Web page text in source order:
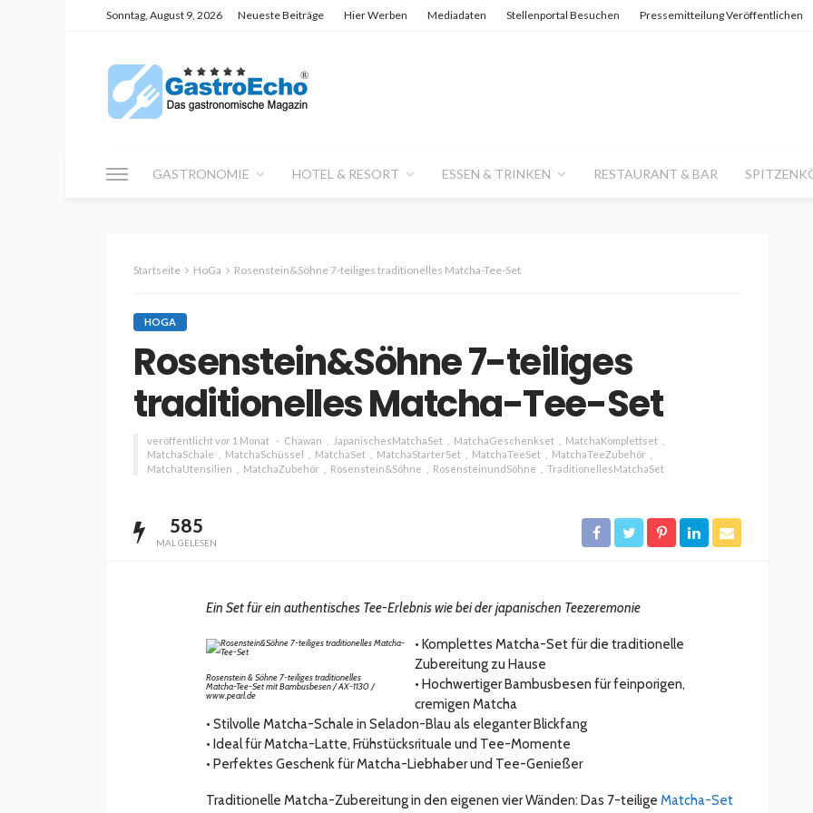
Sonntag, August 9, 2026 Neueste Beiträge Hier Werben Mediadaten Stellenportal Besuchen Pressemitteilung Veröffentlichen
GASTRONOMIE HOTEL & RESORT ESSEN & TRINKEN RESTAURANT & BAR
Startseite HoGa Rosenstein&Söhne 7-teiliges traditionelles Matcha-Tee-Set
HOGA
Rosenstein&Söhne 7-teiliges
traditionelles Matcha-Tee-Set
veröffentlicht vor 1 Monat Chawan JapanischesMatchaSet MatchaGeschenkset
MatchaKomplettset
MatchaSchale
MatchaSchüssel MatchaSet MatchaStarterSet MatchaTeeSet
MatchaTeeZubehör
MatchaUtensilien
MatchaZubehör Rosenstein&Söhne RosensteinundSöhne TraditionellesMatchaSet
585
MAL GELESEN
Ein Set für ein authentisches Tee-Erlebnis wie bei der japanischen Teezeremonie
Rosenstein & Söhne 7-teiliges traditionelles
Matcha-Tee-Set mit Bambusbesen / AX-1130 /
www.pearl.de
• Komplettes Matcha-Set für die traditionelle
Zubereitung zu Hause
• Hochwertiger Bambusbesen für feinporigen,
cremigen Matcha
• Stilvolle Matcha-Schale in Seladon-Blau als eleganter Blickfang
• Ideal für Matcha-Latte, Frühstücksrituale und Tee-Momente
• Perfektes Geschenk für Matcha-Liebhaber und Tee-Genießer
Traditionelle Matcha-Zubereitung in den eigenen vier Wänden: Das 7-teilige Matcha-Set
investieren beginnen?
ESSEN & TRINKEN
GASTROSZENE
RESTAURANTS & BARS
SPITZENKÖCHE
für Hobbyköche